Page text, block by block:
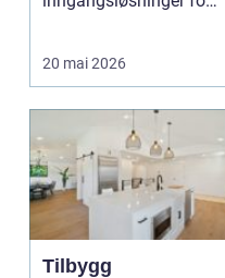
stor...
20 mai 2026
Tilbygg